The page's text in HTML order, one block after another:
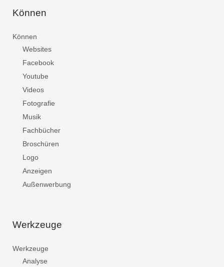
Können
Können
Websites
Facebook
Youtube
Videos
Fotografie
Musik
Fachbücher
Broschüren
Logo
Anzeigen
Außenwerbung
Werkzeuge
Werkzeuge
Analyse